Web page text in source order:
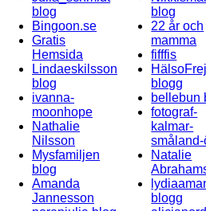
blog
Bingoon.se
Gratis
Hemsida
Lindaeskilsson
blog
ivanna-
moonhope
Nathalie
Nilsson
Mysfamiljen
blog
Amanda
Jannesson
blog
22 år och
mamma
fifffis
blogg
bellebun
fotograf-
kalmar-
småland-
Natalie
blogg